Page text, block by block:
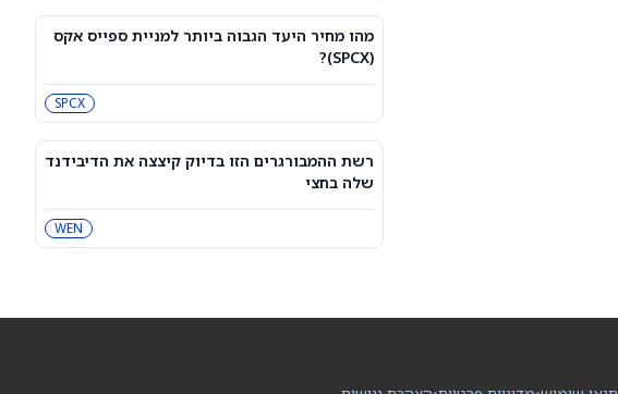
שוק המניות היום: SPY ו-QQQ עלו לאחר
שדוח תעסוקה מאכזב שינה את ציפיות
הריבית
מניות מחשוב קוונטי מזנקות כשוושינגטון
המניות המובילות בעליות במדד S&P 500
DIA
QQQ
מהו מחיר היעד הגבוה ביותר למניית ספייס אקס
(SPCX)?
SPCX
רשת ההמבורגרים הזו בדיוק קיצצה את הדיבידנד
שלה בחצי
WEN